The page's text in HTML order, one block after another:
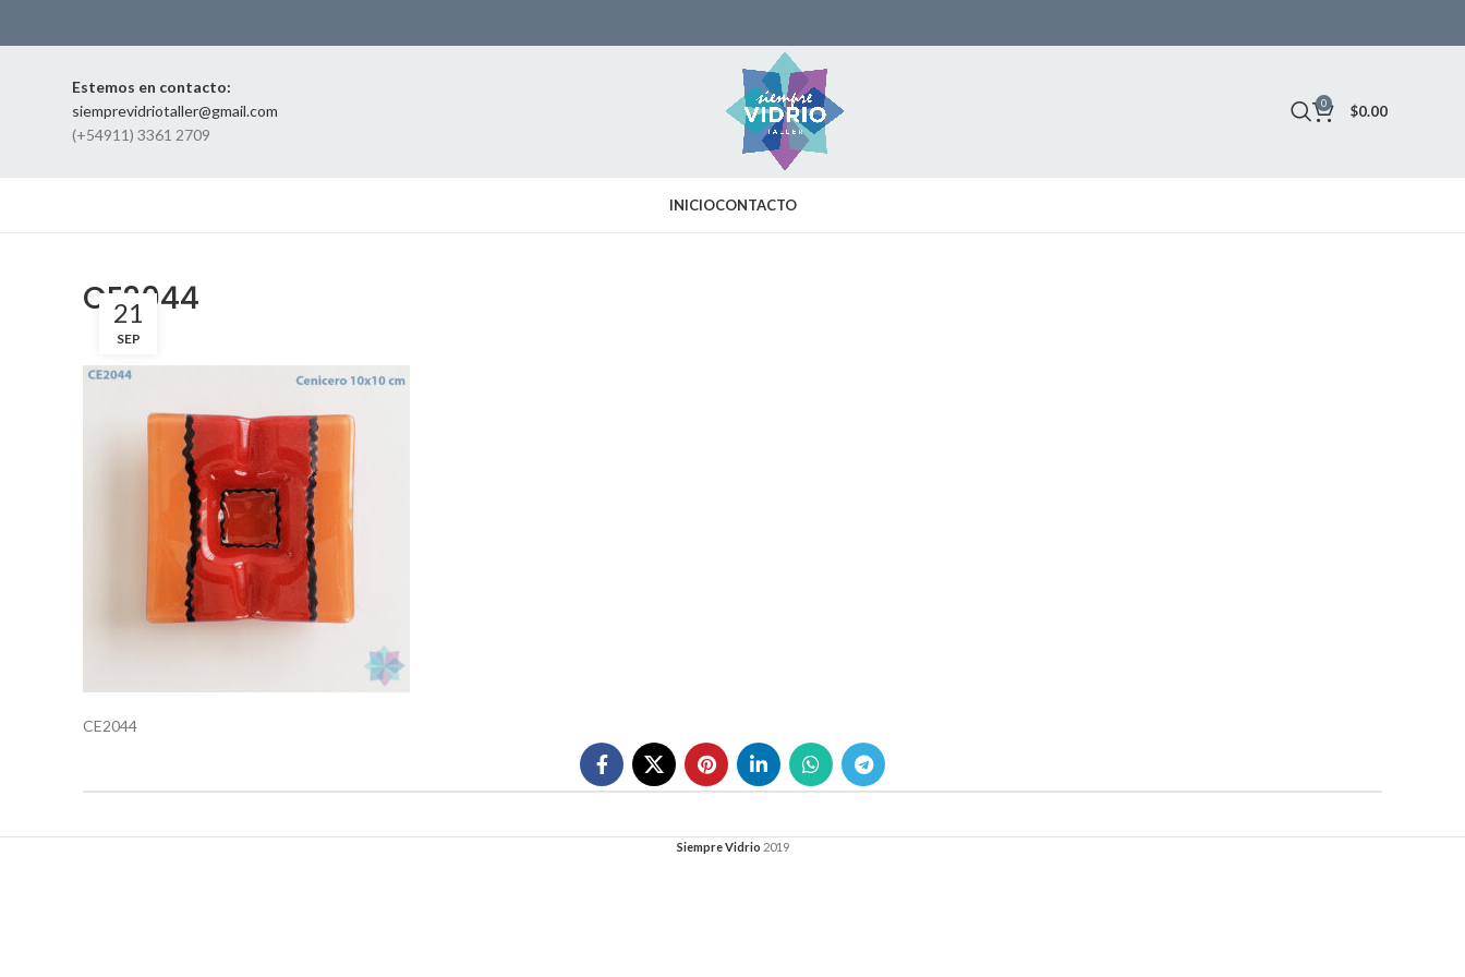
Estemos en contacto:
siemprevidriotaller@gmail.com
(+54911) 3361 2709
0 $0.00
INICIOCONTACTO
CE2044
21
SEP
CE2044
Siempre Vidrio 2019